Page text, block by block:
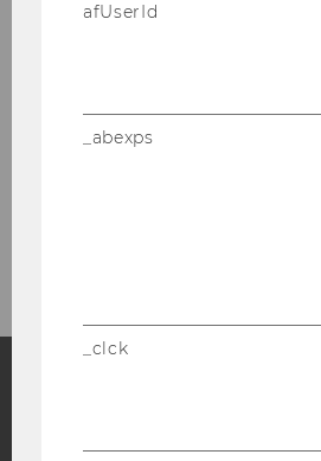
afUserId
_abexps
_clck